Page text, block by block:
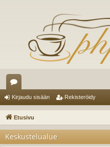
es
ku
el
Kirjaudu sisään Rekisteröidy
Etusivu
Keskustelualue